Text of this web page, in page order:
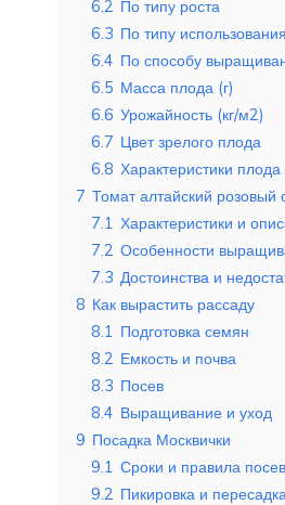
6.2 По типу роста
6.3 По типу использования
6.4 По способу
6.5 Масса плода (г)
6.6 Урожайность (кг/м2)
6.7 Цвет зрелого плода
6.8 Характеристики плода
7 Томат алтайский розовый
7.1 Характеристики и
7.2 Особенности
7.3 Достоинства и
8 Как вырастить рассаду
8.1 Подготовка семян
8.2 Емкость и почва
8.3 Посев
8.4 Выращивание и уход
9 Посадка Москвички
9.1 Сроки и правила
9.2 Пикировка и